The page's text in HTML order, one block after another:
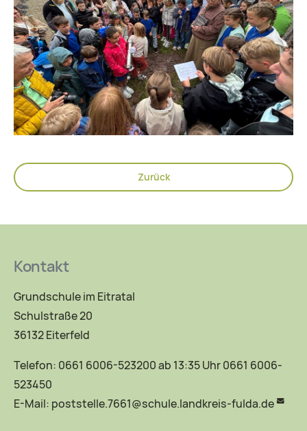
Zurück
Kontakt
Grundschule im Eitratal
Schulstraße 20
36132 Eiterfeld
Telefon: 0661 6006-523200 ab 13:35 Uhr 0661 6006-
523450
E-Mail: poststelle.7661@schule.landkreis-fulda.de